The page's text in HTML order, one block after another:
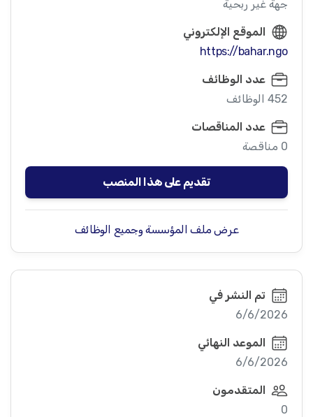
جهة غير ربحية
الموقع الإلكتروني
https://bahar.ngo
عدد الوظائف
452 الوظائف
عدد المناقصات
0 مناقصة
تقديم على هذا المنصب
عرض ملف المؤسسة وجميع الوظائف
تم النشر في
6/6/2026
الموعد النهائي
6/6/2026
المتقدمون
0